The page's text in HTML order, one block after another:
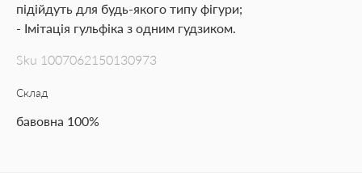
підійдуть для будь-якого типу фігури;
- Імітація гульфіка з одним гудзиком.
Sku 1007062150130973
Склад
бавовна 100%